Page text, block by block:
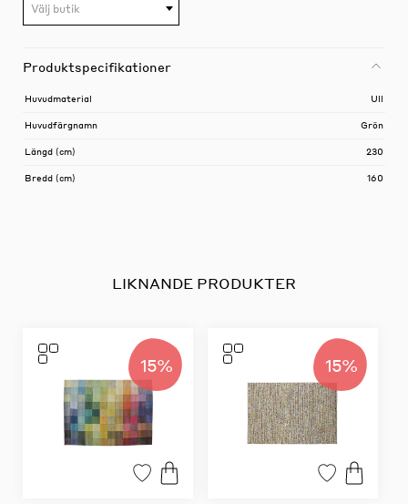
Välj butik
Produktspecifikationer
Huvudmaterial Ull
Huvudfärgnamn Grön
Längd (cm) 230
Bredd (cm) 160
LIKNANDE PRODUKTER
15% 15%